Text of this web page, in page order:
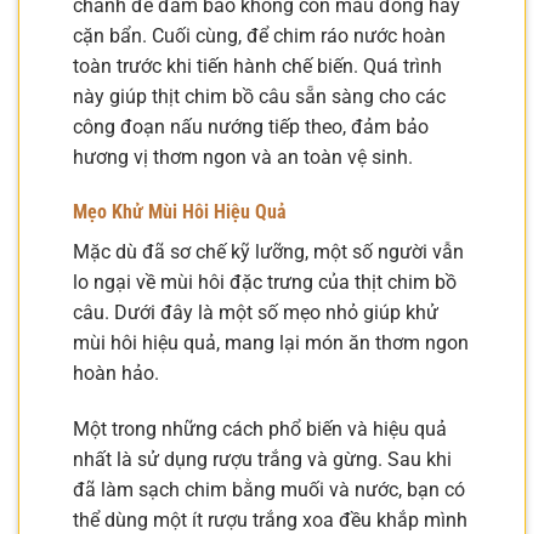
chanh để đảm bảo không còn máu đông hay
cặn bẩn. Cuối cùng, để chim ráo nước hoàn
toàn trước khi tiến hành chế biến. Quá trình
này giúp thịt chim bồ câu sẵn sàng cho các
công đoạn nấu nướng tiếp theo, đảm bảo
hương vị thơm ngon và an toàn vệ sinh.
Mẹo Khử Mùi Hôi Hiệu Quả
Mặc dù đã sơ chế kỹ lưỡng, một số người vẫn
lo ngại về mùi hôi đặc trưng của thịt chim bồ
câu. Dưới đây là một số mẹo nhỏ giúp khử
mùi hôi hiệu quả, mang lại món ăn thơm ngon
hoàn hảo.
Một trong những cách phổ biến và hiệu quả
nhất là sử dụng rượu trắng và gừng. Sau khi
đã làm sạch chim bằng muối và nước, bạn có
thể dùng một ít rượu trắng xoa đều khắp mình